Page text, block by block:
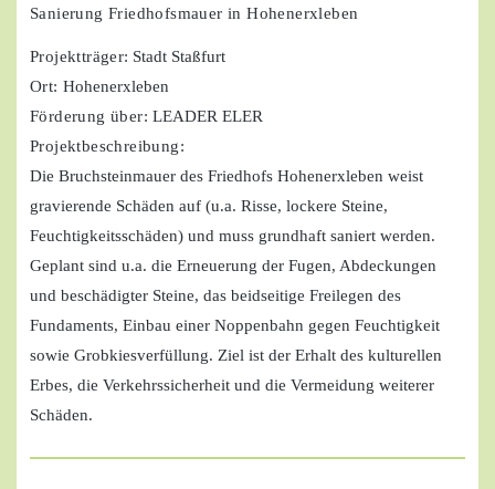
Sanierung Friedhofsmauer in Hohenerxleben
Projektträger: Stadt Staßfurt
Ort: Hohenerxleben
Förderung über: LEADER ELER
Projektbeschreibung:
Die Bruchsteinmauer des Friedhofs Hohenerxleben weist
gravierende Schäden auf (u.a. Risse, lockere Steine,
Feuchtigkeitsschäden) und muss grundhaft saniert werden.
Geplant sind u.a. die Erneuerung der Fugen, Abdeckungen
und beschädigter Steine, das beidseitige Freilegen des
Fundaments, Einbau einer Noppenbahn gegen Feuchtigkeit
sowie Grobkiesverfüllung. Ziel ist der Erhalt des kulturellen
Erbes, die Verkehrssicherheit und die Vermeidung weiterer
Schäden.